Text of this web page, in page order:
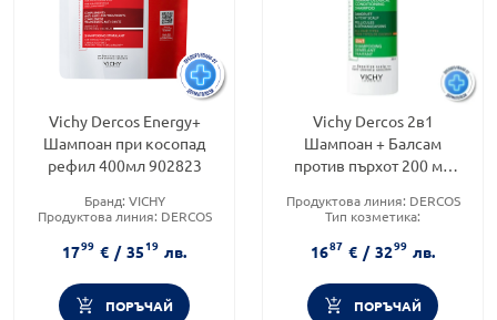
Vichy Dercos Energy+
Шампоан при косопад
рефил 400мл 902823
Бранд: VICHY
Продуктова линия: DERCOS
1799 € / 3519 лв.
ПОРЪЧАЙ
Vichy Dercos 2в1
Шампоан + Балсам
против пърхот 200 мл
Продуктова линия: DERCOS
Тип козметика:
Форма на продукта: шампоан
1687 € / 3299 лв.
ПОРЪЧАЙ